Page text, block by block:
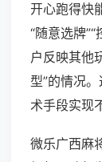
开心跑得快
“随意选牌
户反映其他
型”的情况
术手段实现
微乐广西麻